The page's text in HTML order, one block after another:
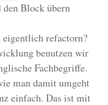
den Block übern
refactorn?
benutzen wir
Fachbegriffe.
man damit umgeht
einfach. Das ist mit